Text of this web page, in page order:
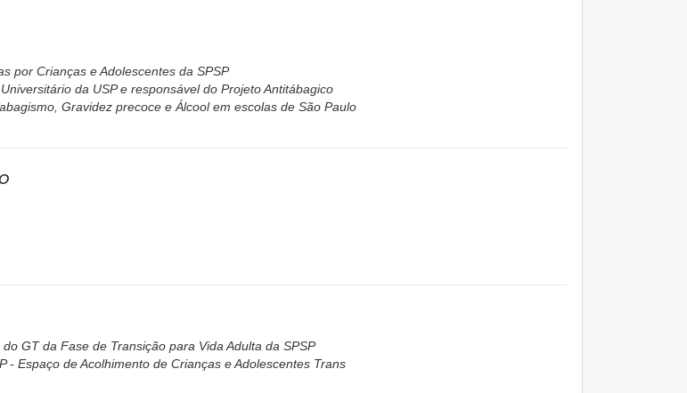
por Crianças e Adolescentes da SPSP
da USP e responsável do Projeto Antitábagico
Gravidez precoce e Álcool em escolas de São Paulo
GT da Fase de Transição para Vida Adulta da SPSP
Espaço de Acolhimento de Crianças e Adolescentes Trans